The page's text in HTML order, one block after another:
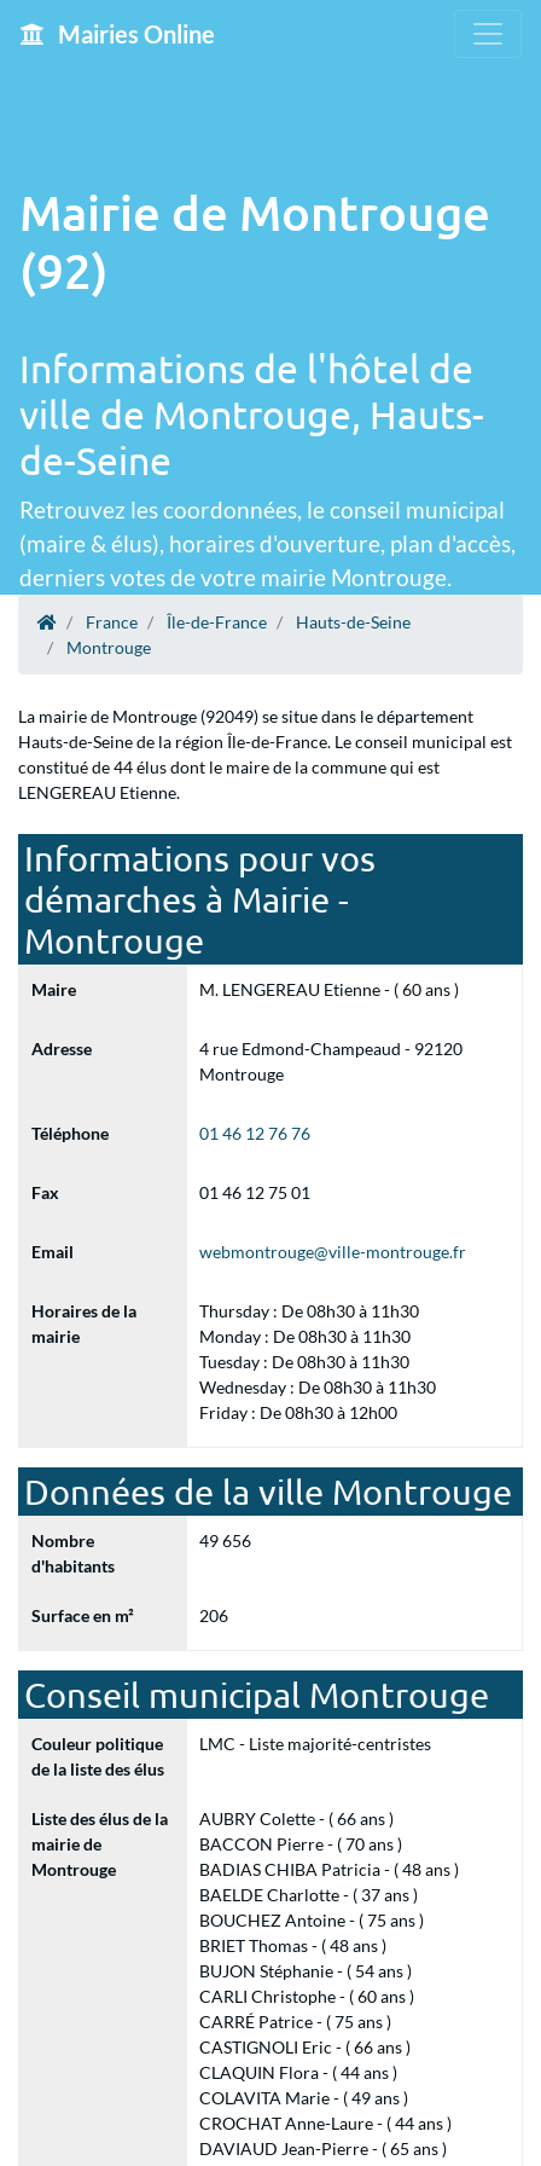
Mairies Online
Mairie de Montrouge
(92)
Informations de l'hôtel de
ville de Montrouge, Hauts-
de-Seine
Retrouvez les coordonnées, le conseil municipal
(maire & élus), horaires d'ouverture, plan d'accès,
derniers votes de votre mairie Montrouge.
France Île-de-France
Hauts-de-Seine
Montrouge
La mairie de Montrouge (92049) se situe dans le département
Hauts-de-Seine de la région Île-de-France. Le conseil municipal est
constitué de 44 élus dont le maire de la commune qui est
LENGEREAU Etienne.
Informations pour vos
démarches à Mairie -
Montrouge
Maire M. LENGEREAU Etienne - ( 60 ans )
Adresse
4 rue Edmond-Champeaud - 92120
Montrouge
Téléphone 01 46 12 76 76
Fax 01 46 12 75 01
Email webmontrouge@ville-montrouge.fr
Horaires de la
mairie
Thursday : De 08h30 à 11h30
Monday : De 08h30 à 11h30
Tuesday : De 08h30 à 11h30
Wednesday : De 08h30 à 11h30
Friday : De 08h30 à 12h00
Données de la ville Montrouge
Nombre
d'habitants
49 656
Surface en m² 206
Conseil municipal Montrouge
Couleur politique
de la liste des élus
LMC - Liste majorité-centristes
Liste des élus de la
mairie de
Montrouge
AUBRY Colette - ( 66 ans )
BACCON Pierre - ( 70 ans )
BADIAS CHIBA Patricia - ( 48 ans )
BAELDE Charlotte - ( 37 ans )
BOUCHEZ Antoine - ( 75 ans )
BRIET Thomas - ( 48 ans )
BUJON Stéphanie - ( 54 ans )
CARLI Christophe - ( 60 ans )
CARRÉ Patrice - ( 75 ans )
CASTIGNOLI Eric - ( 66 ans )
CLAQUIN Flora - ( 44 ans )
COLAVITA Marie - ( 49 ans )
CROCHAT Anne-Laure - ( 44 ans )
DAVIAUD Jean-Pierre - ( 65 ans )